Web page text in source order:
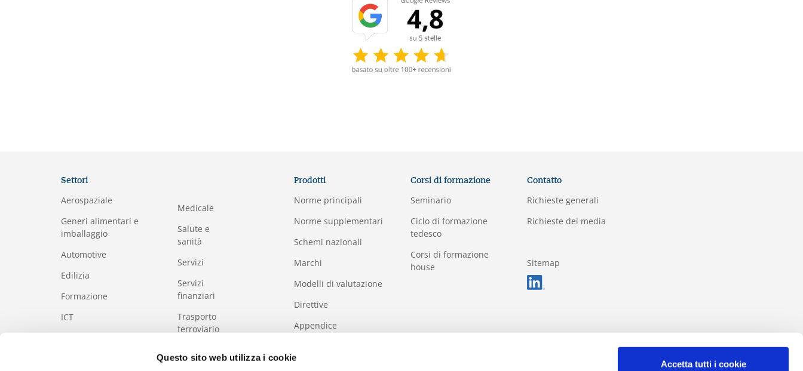
Questo sito web utilizza i cookie
Accetta tutti i cookie
Settori
Aerospaziale
Generi alimentari e
imballaggio
Automotive
Edilizia
Formazione
ICT
Medicale
Salute e
sanità
Servizi
Servizi
finanziari
Trasporto
ferroviario
Turismo
Prodotti
Norme principali
Norme supplementari
Schemi nazionali
Marchi
Modelli di valutazione
Direttive
Appendice
Corsi di formazione
Seminario
Ciclo di formazione
tedesco
Corsi di formazione
house
Contatto
Richieste generali
Richieste dei media
Sitemap